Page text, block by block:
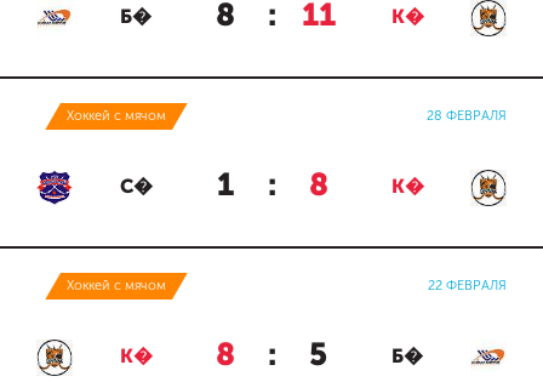
Б� 8 : 11 К�
Хоккей с мячом 28 ФЕВРАЛЯ
С� 1 : 8 К�
Хоккей с мячом 22 ФЕВРАЛЯ
К� 8 : 5 Б�